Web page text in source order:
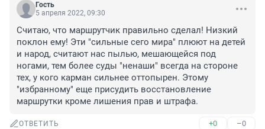
Гость
5 апреля 2022, 09:30
Считаю, что маршрутчик правильно сделал! Низкий
поклон ему! Эти "сильные сего мира" плюют на детей
и народ, считают нас пылью, мешающейся под
ногами, тем более суды "ненаши" всегда на стороне
тех, у кого карман сильнее оттопырен. Этому
"избранному" еще присудить восстановление
маршрутки кроме лишения прав и штрафа.
ОТВЕТИТЬ +0 –0